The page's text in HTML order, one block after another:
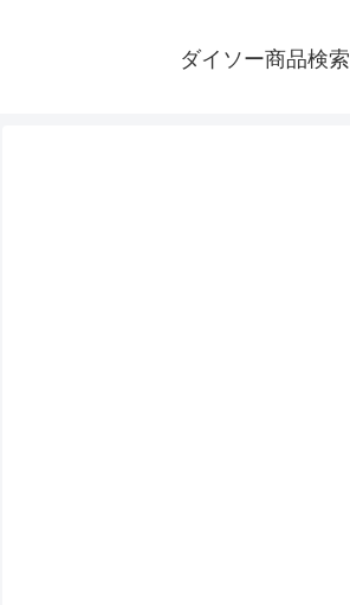
ダイソー商品検索